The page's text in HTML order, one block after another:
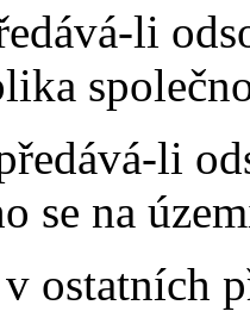
li
li
se na
ostatních